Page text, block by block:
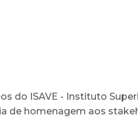
do ISAVE - Instituto
de homenagem aos